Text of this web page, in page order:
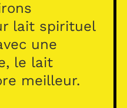
lait spirituel
une
le lait
meilleur.